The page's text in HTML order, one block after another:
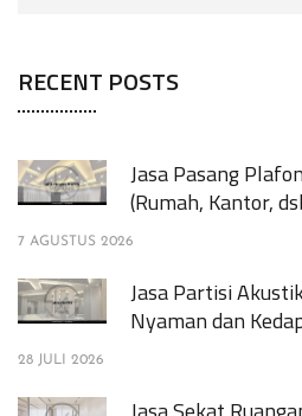
RECENT POSTS
Jasa Pasang
(Rumah, Kantor,
7 AGUSTUS 2026
Jasa Partisi
Nyaman dan
28 JULI 2026